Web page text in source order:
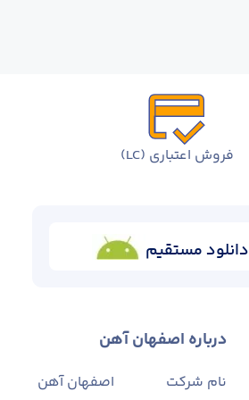
فروش اعتباری (LC)
دانلود مستقیم
درباره اصفهان آهن
نام شرکت اصفهان آهن